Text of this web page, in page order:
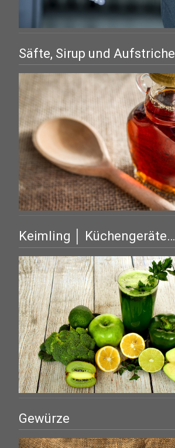
Säfte, Sirup und Aufstriche
Keimling │ Küchengeräte…
Gewürze